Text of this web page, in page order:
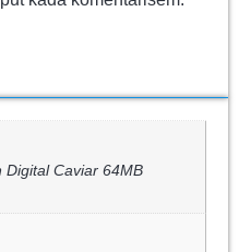
Digital Caviar 64MB